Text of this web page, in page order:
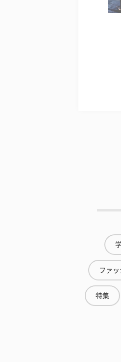
ファ
特集